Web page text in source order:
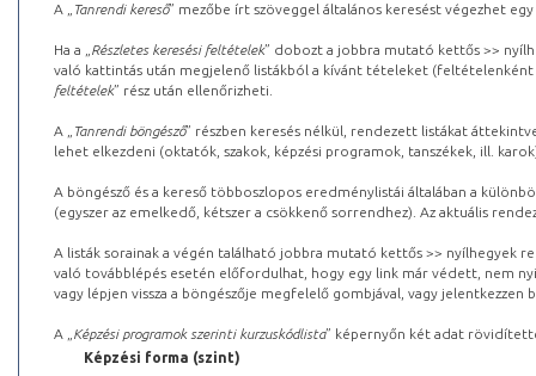
A „ Tanrendi kereső” mezőbe írt szöveggel általános keresést végezhet
Ha a „ Részletes keresési feltételek” dobozt a jobbra mutató kettős >>
való kattintás után megjelenő listákból a kívánt tételeket (feltételenként
feltételek” rész után ellenőrizheti.
A „ Tanrendi böngésző” részben keresés nélkül, rendezett listákat
lehet elkezdeni (oktatók, szakok, képzési programok, tanszékek, ill.
A böngésző és a kereső többoszlopos eredménylistái általában a
(egyszer az emelkedő, kétszer a csökkenő sorrendhez). Az aktuális
A listák sorainak a végén található jobbra mutató kettős >> nyílhegyek
való továbblépés esetén előfordulhat, hogy egy link már védett, nem
vagy lépjen vissza a böngészője megfelelő gombjával, vagy
A „ Képzési programok szerinti kurzuskódlista” képernyőn két adat
Képzési forma (szint)